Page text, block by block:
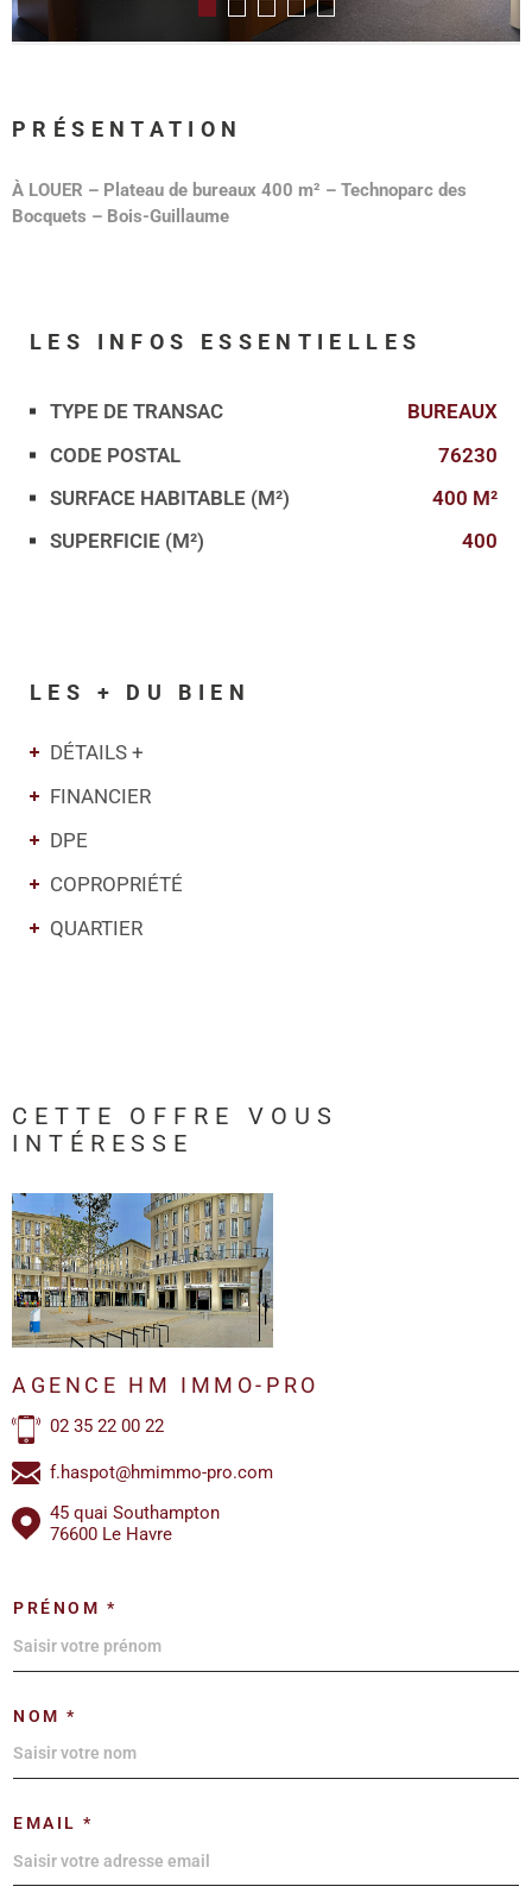
PRÉSENTATION
À LOUER – Plateau de bureaux 400 m² – Technoparc des
Bocquets – Bois-Guillaume
LES INFOS ESSENTIELLES
Caractérisque Valeurs
TYPE DE TRANSAC
BUREAUX
CODE POSTAL
76230
SURFACE HABITABLE (M²)
400 M²
SUPERFICIE (M²)
400
LES + DU BIEN
DÉTAILS +
FINANCIER
DPE
COPROPRIÉTÉ
QUARTIER
CETTE OFFRE
VOUS
INTÉRESSE
AGENCE HM IMMO-PRO
02 35 22 00 22
f.haspot@hmimmo-pro.com
45 quai Southampton
76600 Le Havre
PRÉNOM *
NOM *
EMAIL *